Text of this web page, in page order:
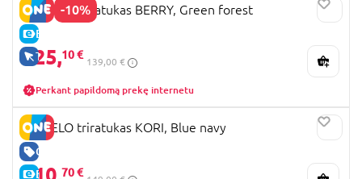
-10%
E-KAINA
TIK INTERNETU
LIONELO triratukas BERRY, Green forest
125,10 €
139,00 €
Perkant papildomą prekę internetu
GERA KAINA
E-KAINA
LIONELO triratukas KORI, Blue navy
70 €